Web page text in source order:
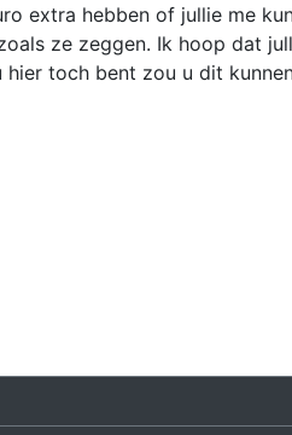
extra hebben of jullie me
ze zeggen. Ik hoop dat
toch bent zou u dit